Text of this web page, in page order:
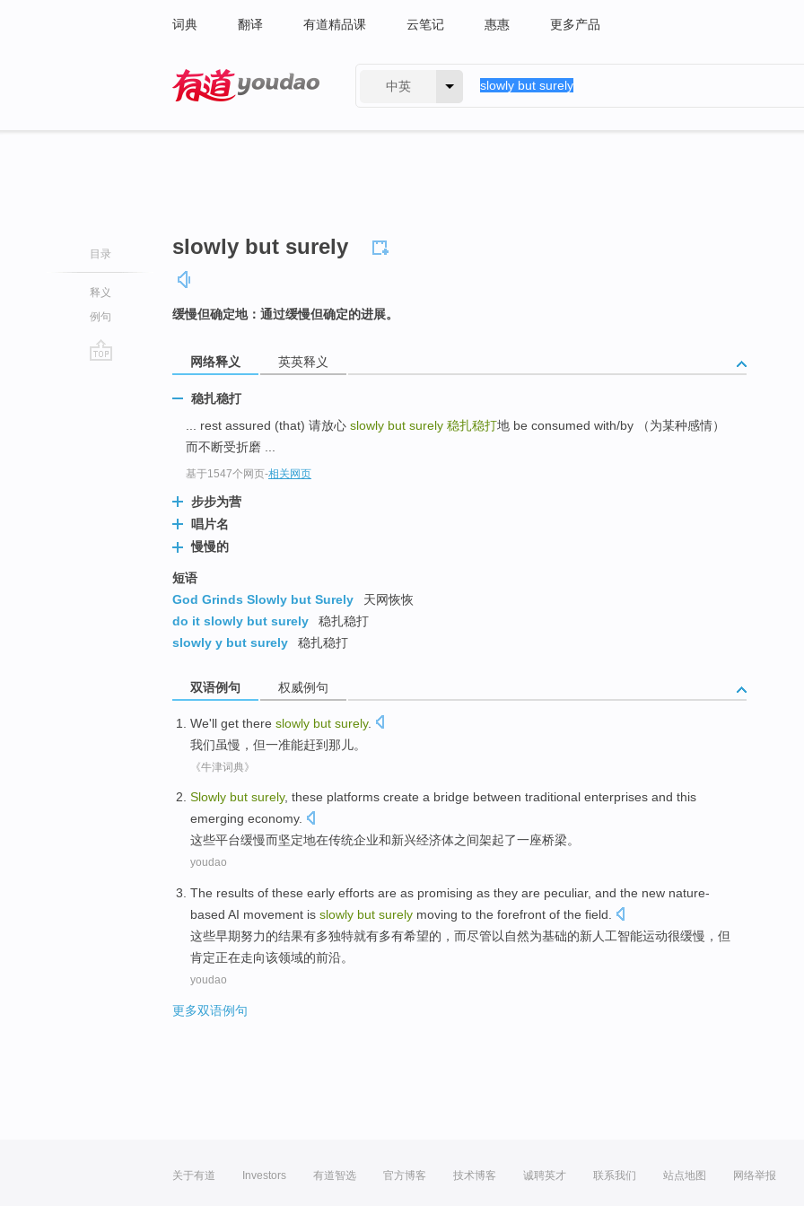
词典 翻译 有道精品课 云笔记 惠惠 更多产品
中英
目录
释义
例句
slowly but surely
缓慢但确定地：通过缓慢但确定的进展。
网络释义 英英释义
稳扎稳打
... rest assured (that) 请放心 slowly but surely 稳扎稳打地 be consumed with/by （为某种感情）
而不断受折磨 ...
基于1547个网页-相关网页
步步为营
唱片名
慢慢的
短语
God Grinds Slowly but Surely
天网恢恢
do it slowly but surely
稳扎稳打
slowly y but surely
稳扎稳打
双语例句 权威例句
We'll get there slowly but surely.
我们虽慢 ， 但一准能赶到那儿。
《牛津词典》
Slowly but surely, these platforms create a bridge between traditional enterprises and this
emerging economy.
这些平台缓慢而坚定地在传统企业和新兴经济体之间架起了一座桥梁。
youdao
The results of these early efforts are as promising as they are peculiar, and the new nature-
based AI movement is slowly but surely moving to the forefront of the field
这些早期努力的结果有多独特就有多有希望的， 而尽管以自然为基础的新人工智能运动很缓慢 ， 但
肯定正在走向该领域的前沿。
youdao
更多双语例句
关于有道 Investors 有道智选 官方博客 技术博客 诚聘英才 联系我们 站点地图 网络举报